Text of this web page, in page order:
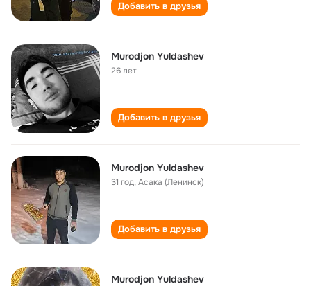
Добавить в друзья
Murodjon Yuldashev
26 лет
Добавить в друзья
Murodjon Yuldashev
31 год,Асака (Ленинск)
Добавить в друзья
Murodjon Yuldashev